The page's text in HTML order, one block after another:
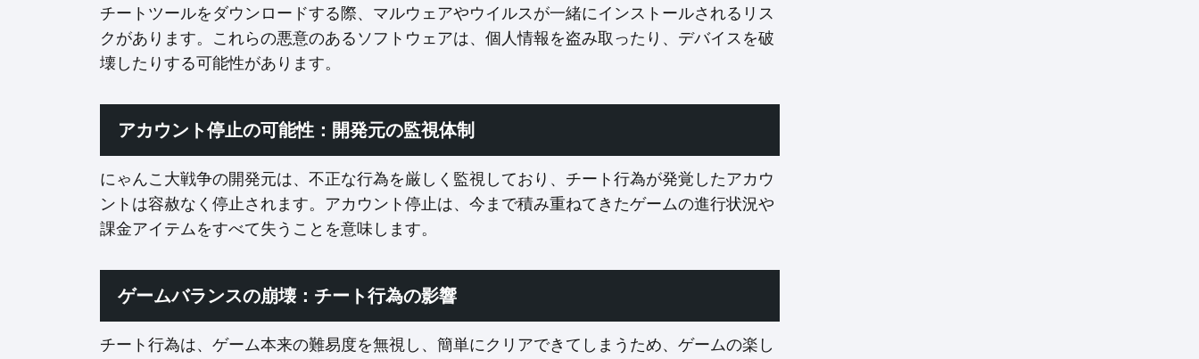
チートツールをダウンロードする際、マルウェアやウイルスが一緒にインストールされるリス
クがあります。これらの悪意のあるソフトウェアは、個人情報を盗み取ったり、デバイスを破
壊したりする可能性があります。
アカウント停止の可能性：開発元の監視体制
にゃんこ大戦争の開発元は、不正な行為を厳しく監視しており、チート行為が発覚したアカウ
ントは容赦なく停止されます。アカウント停止は、今まで積み重ねてきたゲームの進行状況や
課金アイテムをすべて失うことを意味します。
ゲームバランスの崩壊：チート行為の影響
チート行為は、ゲーム本来の難易度を無視し、簡単にクリアできてしまうため、ゲームの楽し